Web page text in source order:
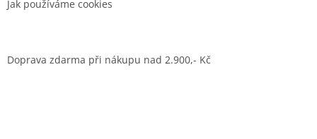
Jak používáme cookies
Doprava zdarma při nákupu nad 2.900,- Kč